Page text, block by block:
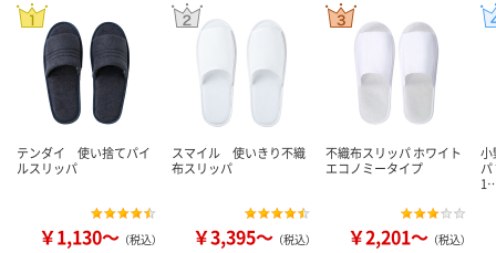
テンダイ 使い捨てパイ
ルスリッパ
￥1,130～ （税込）
スマイル 使いきり不織
布スリッパ
￥3,395～ （税込）
不織布スリッパ ホワイト
エコノミータイプ
￥2,201～ （税込）
小